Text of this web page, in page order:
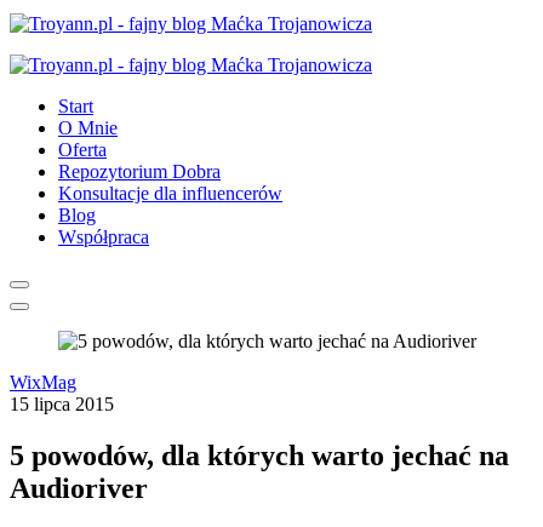
Start
O Mnie
Oferta
Repozytorium Dobra
Konsultacje dla influencerów
Blog
Współpraca
WixMag
15 lipca 2015
5 powodów, dla których warto jechać na
Audioriver